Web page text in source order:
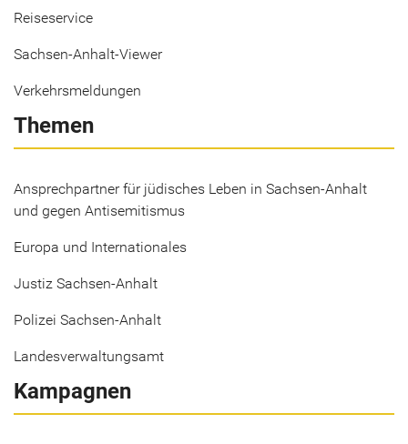
Reiseservice
Sachsen-Anhalt-Viewer
Verkehrsmeldungen
Themen
Ansprechpartner für jüdisches Leben in Sachsen-Anhalt
und gegen Antisemitismus
Europa und Internationales
Justiz Sachsen-Anhalt
Polizei Sachsen-Anhalt
Landesverwaltungsamt
Kampagnen